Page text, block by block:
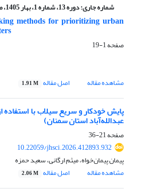
شماره جاری:دوره 13، شماره 1، بهار 1405، صفحه 1-94
methods for prioritizing urban
صفحه1-19
مشاهده مقاله
اصل مقاله 1.91 M
عبدالله‌آباد استان سمنان)
صفحه21-36
10.22059/jhsci.2026.412893.932
پیمان پیمان‌خواه، میثم ارگانی، سعید حمزه
مشاهده مقاله
اصل مقاله 2.06 M